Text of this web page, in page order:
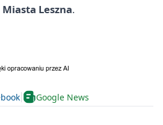
Leszna.
Google News